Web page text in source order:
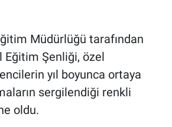
Müdürlüğü tarafından
Eğitim Şenliği, özel
yıl boyunca ortaya
sergilendiği renkli
oldu.